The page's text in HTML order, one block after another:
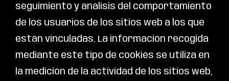
seguimiento y análisis del comportamiento
de los usuarios de los sitios web a los que
están vinculadas. La información recogida
mediante este tipo de cookies se utiliza en
la medición de la actividad de los sitios web,